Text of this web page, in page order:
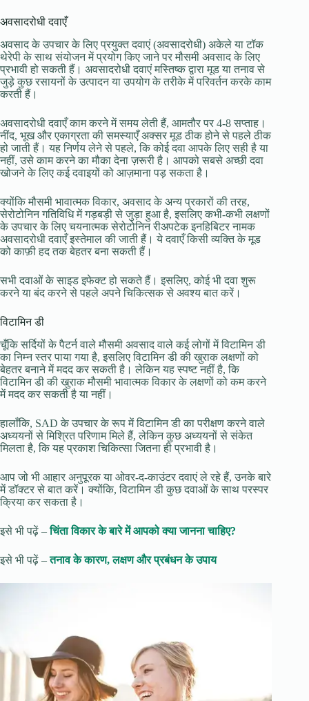
अवसादरोधी दवाएँ
अवसाद के उपचार के लिए प्रयुक्त दवाएं (अवसादरोधी) अकेले या टॉक
थेरेपी के साथ संयोजन में प्रयोग किए जाने पर मौसमी अवसाद के लिए
प्रभावी हो सकती हैं। अवसादरोधी दवाएं मस्तिष्क द्वारा मूड या तनाव से
जुड़े कुछ रसायनों के उत्पादन या उपयोग के तरीके में परिवर्तन करके काम
करती हैं।
अवसादरोधी दवाएँ काम करने में समय लेती हैं, आमतौर पर 4-8 सप्ताह।
नींद, भूख और एकाग्रता की समस्याएँ अक्सर मूड ठीक होने से पहले ठीक
हो जाती हैं। यह निर्णय लेने से पहले, कि कोई दवा आपके लिए सही है या
नहीं, उसे काम करने का मौका देना ज़रूरी है। आपको सबसे अच्छी दवा
खोजने के लिए कई दवाइयों को आज़माना पड़ सकता है।
क्योंकि मौसमी भावात्मक विकार, अवसाद के अन्य प्रकारों की तरह,
सेरोटोनिन गतिविधि में गड़बड़ी से जुड़ा हुआ है, इसलिए कभी-कभी लक्षणों
के उपचार के लिए चयनात्मक सेरोटोनिन रीअपटेक इनहिबिटर नामक
अवसादरोधी दवाएँ इस्तेमाल की जाती हैं। ये दवाएँ किसी व्यक्ति के मूड
को काफ़ी हद तक बेहतर बना सकती हैं।
सभी दवाओं के साइड इफेक्ट हो सकते हैं। इसलिए, कोई भी दवा शुरू
करने या बंद करने से पहले अपने चिकित्सक से अवश्य बात करें।
विटामिन डी
चूँकि सर्दियों के पैटर्न वाले मौसमी अवसाद वाले कई लोगों में विटामिन डी
का निम्न स्तर पाया गया है, इसलिए विटामिन डी की खुराक लक्षणों को
बेहतर बनाने में मदद कर सकती है। लेकिन यह स्पष्ट नहीं है, कि
विटामिन डी की खुराक मौसमी भावात्मक विकार के लक्षणों को कम करने
में मदद कर सकती है या नहीं।
हालाँकि, SAD के उपचार के रूप में विटामिन डी का परीक्षण करने वाले
अध्ययनों से मिश्रित परिणाम मिले हैं, लेकिन कुछ अध्ययनों से संकेत
मिलता है, कि यह प्रकाश चिकित्सा जितना ही प्रभावी है।
आप जो भी आहार अनुपूरक या ओवर-द-काउंटर दवाएं ले रहे हैं, उनके बारे
में डॉक्टर से बात करें। क्योंकि, विटामिन डी कुछ दवाओं के साथ परस्पर
क्रिया कर सकता है।
इसे भी पढ़ें –चिंता विकार के बारे में आपको क्या जानना चाहिए?
इसे भी पढ़ें –तनाव के कारण, लक्षण और प्रबंधन के उपाय